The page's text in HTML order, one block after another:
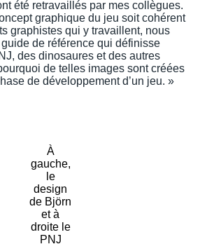
été retravaillés par mes collègues.
graphique du jeu soit cohérent
graphistes qui y travaillent, nous
de référence qui définisse
des dinosaures et des autres
de telles images sont créées
de développement d’un jeu. »
À
gauche,
le
design
de Björn
et à
droite le
PNJ